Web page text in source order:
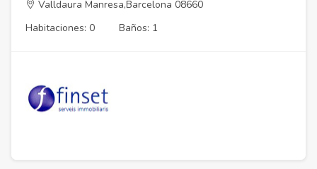
Valldaura Manresa,Barcelona 08660
Habitaciones: 0
Baños: 1